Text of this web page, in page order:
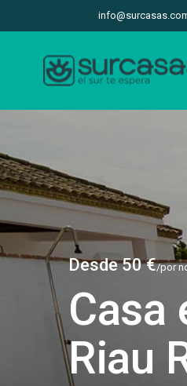
Desde 50 €/por
Casa
Riau